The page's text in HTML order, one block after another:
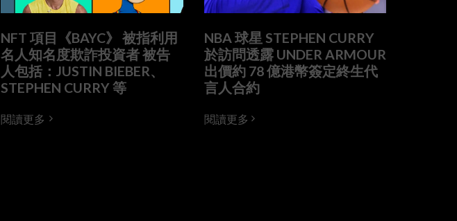
NFT 項目《BAYC》 被指利用
名人知名度欺詐投資者 被告
人包括：JUSTIN BIEBER、
STEPHEN CURRY 等
閱讀更多
NBA 球星 STEPHEN CURRY
於訪問透露 UNDER ARMOUR
出價約 78 億港幣簽定終生代
言人合約
閱讀更多